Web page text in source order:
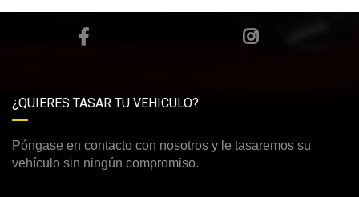
¿QUIERES TASAR TU VEHICULO?
Póngase en contacto con nosotros y le tasaremos su
vehículo sin ningún compromiso.